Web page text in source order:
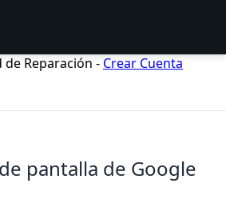
de Reparación - Crear Cuenta
pantalla de Google